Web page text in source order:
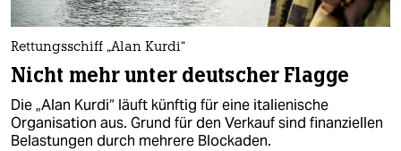
Rettungsschiff „Alan Kurdi“
Nicht mehr unter deutscher Flagge
Die „Alan Kurdi“ läuft künftig für eine italienische
Organisation aus. Grund für den Verkauf sind finanziellen
Belastungen durch mehrere Blockaden.